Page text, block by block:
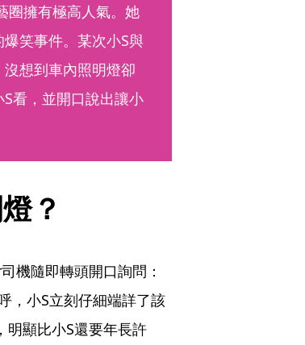
圈擁有極高人氣。她
笑事件。某次小S與
想到車內照明燈卻
看，並開口說出讓小
？
機隨即轉頭開口詢問：
，小S立刻仔細端詳了該
顯比小S還要年長許